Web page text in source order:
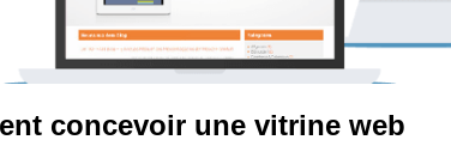
concevoir une vitrine web